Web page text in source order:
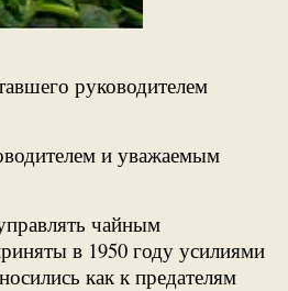
руководителем
и уважаемым
чайным
в 1950 году усилиями
как к предателям